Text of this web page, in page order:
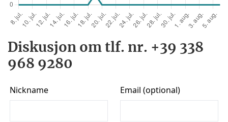
Diskusjon om tlf. nr. +39 338
968 9280